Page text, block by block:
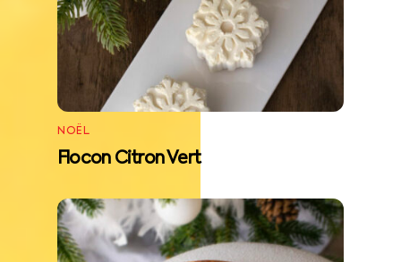
NOËL
Flocon Citron Vert